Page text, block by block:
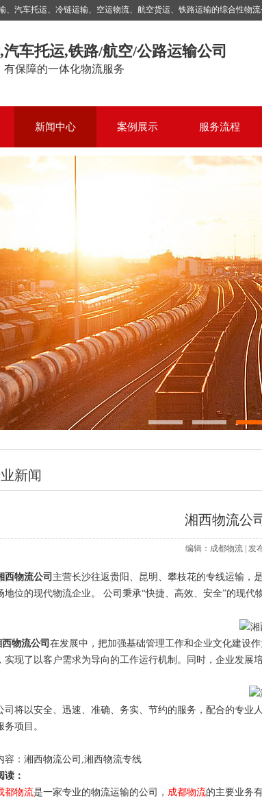
汽车托运、冷链运输、空运物流、航空货运、铁路运输的综合性物
车托运,铁路/航空/公路运输公司
保障的一体化物流服务
新闻中心 案例展示 服务流程
新闻
湘西物流公
编辑：成都物流 | 发
西物流公司 主营长沙往返贵阳、昆明、攀枝花的专线运输，
地位的现代物流企业。 公司秉承“快捷、高效、安全”的现
西物流公司 在发展中，把加强基础管理工作和企业文化建设
实现了以客户需求为导向的工作运行机制。同时，企业发展
以安全、迅速、准确、务实、节约的服务，配合的专业
务项目。
容：湘西物流公司,湘西物流专线
读：
都物流是一家专业的物流运输的公司， 成都物流的主要业务有